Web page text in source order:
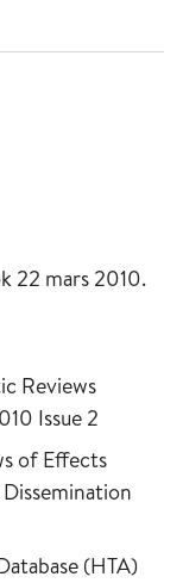
22 mars 2010.
Reviews
Issue 2
of Effects
(HTA)